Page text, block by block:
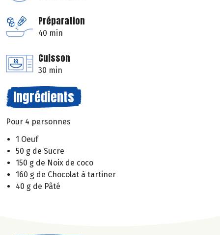
Préparation
40 min
Cuisson
30 min
Ingrédients
Pour 4 personnes
1 Oeuf
50 g de Sucre
150 g de Noix de coco
160 g de Chocolat à tartiner
40 g de Pâté